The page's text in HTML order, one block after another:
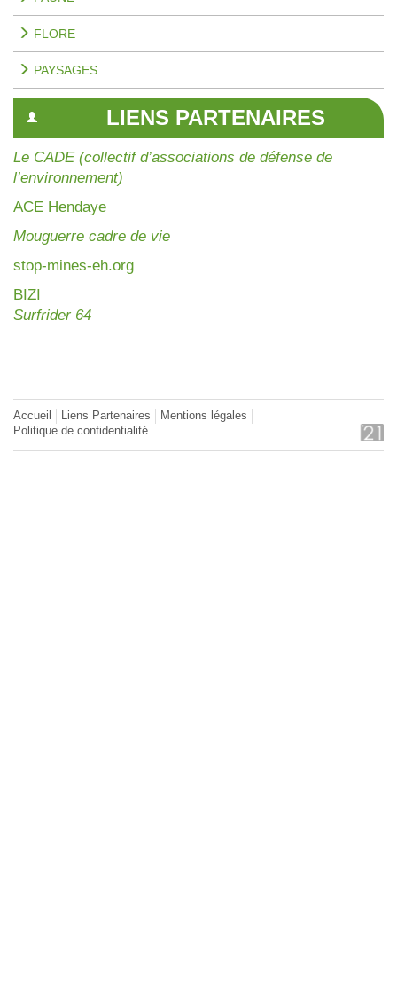
FLORE
PAYSAGES
LIENS PARTENAIRES
Le CADE (collectif d’associations de défense de
l’environnement)
ACE Hendaye
Mouguerre cadre de vie
stop-mines-eh.org
BIZI
Surfrider 64
Accueil Liens Partenaires
Mentions légales
Politique de confidentialité